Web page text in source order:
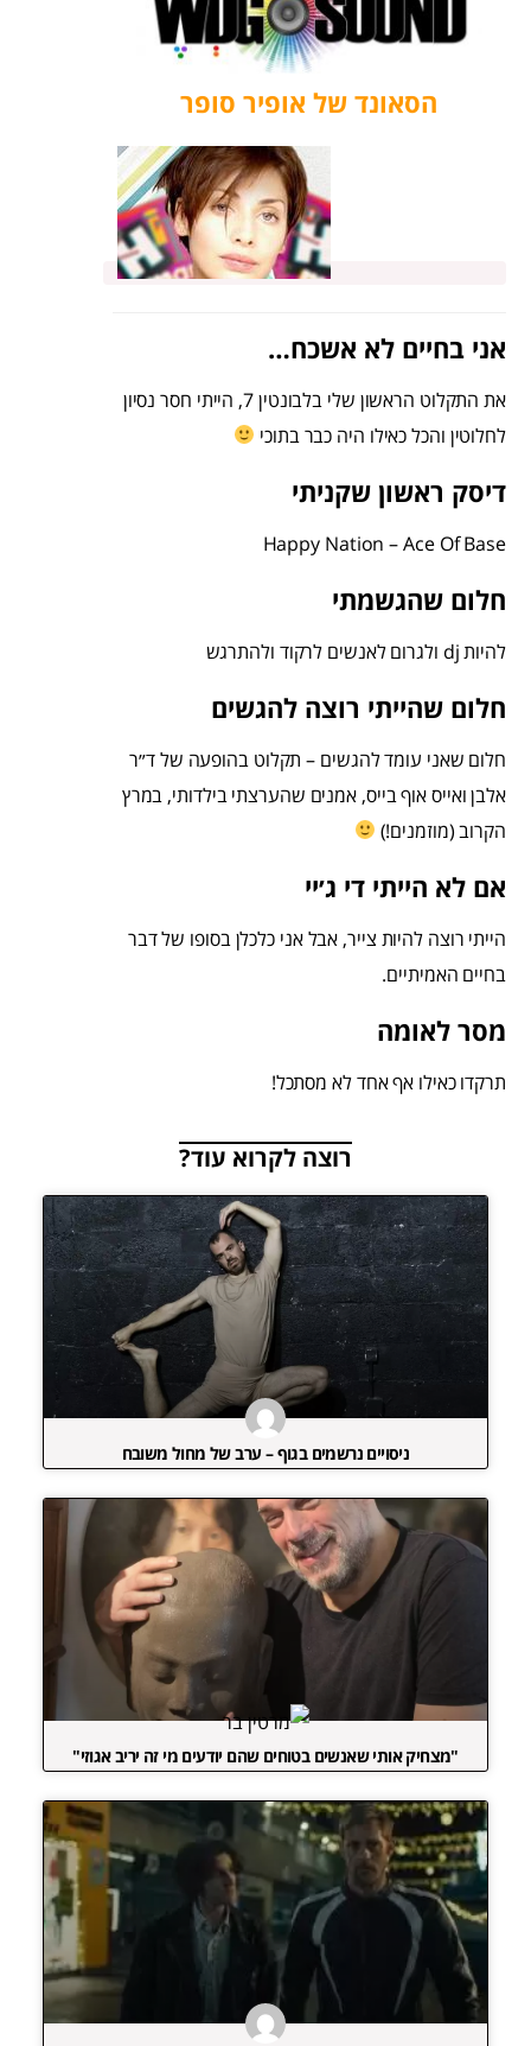
הסאונד של אופיר סופר
אני בחיים לא אשכח…
את התקלוט הראשון שלי בלבונטין 7, הייתי חסר נסיון
לחלוטין והכל כאילו היה כבר בתוכי
דיסק ראשון שקניתי
Happy Nation – Ace Of Base
חלום שהגשמתי
להיות dj ולגרום לאנשים לרקוד ולהתרגש
חלום שהייתי רוצה להגשים
חלום שאני עומד להגשים – תקלוט בהופעה של ד״ר
אלבן ואייס אוף בייס, אמנים שהערצתי בילדותי, במרץ
הקרוב (מוזמנים!)
אם לא הייתי די ג׳יי
הייתי רוצה להיות צייר, אבל אני כלכלן בסופו של דבר
בחיים האמיתיים.
מסר לאומה
תרקדו כאילו אף אחד לא מסתכל!
רוצה לקרוא עוד?
ניסויים נרשמים בגוף – ערב של מחול משובח
"מצחיק אותי שאנשים בטוחים שהם יודעים מי זה יריב אגוזי"